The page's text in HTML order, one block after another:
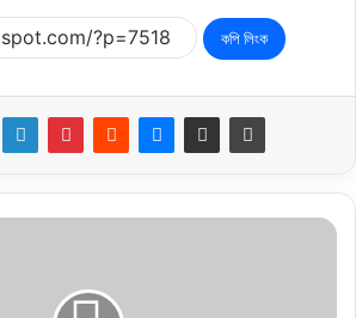
k
e
dI
n
d
di
t
p
y
Li
n
s
s
e
n
er
y
p
e
কপি লিংক